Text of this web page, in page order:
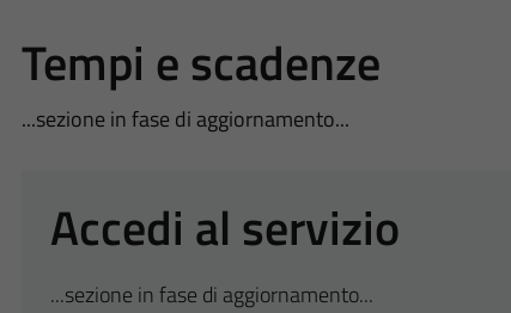
Tempi e scadenze
...sezione in fase di aggiornamento...
Accedi al servizio
...sezione in fase di aggiornamento...